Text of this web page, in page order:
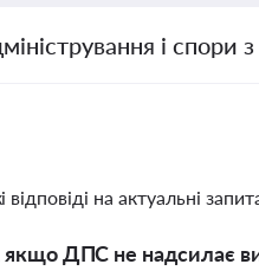
і спори
на актуальні
якщо ДПС не надсилає